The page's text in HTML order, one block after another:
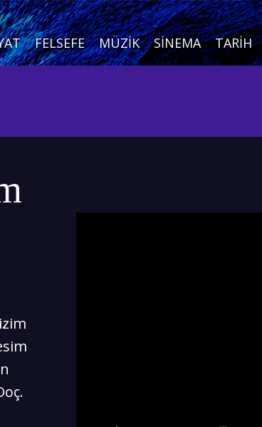
FELSEFE MÜZIK SINEMA TARIH